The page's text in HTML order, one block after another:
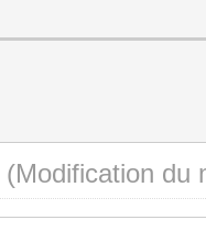
(Modification du